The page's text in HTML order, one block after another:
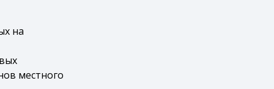
на
местного